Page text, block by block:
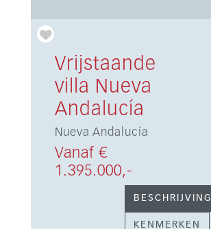
Vrijstaande
villa Nueva
Andalucía
Nueva Andalucía
Vanaf €
1.395.000,-
BESCHRIJVING
KENMERKEN